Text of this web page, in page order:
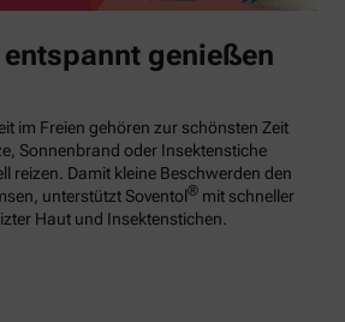
genießen
im Freien gehören zur schönsten Zeit
Sonnenbrand oder Insektenstiche
reizen. Damit kleine Beschwerden den
unterstützt Soventol® mit schneller
Haut und Insektenstichen.